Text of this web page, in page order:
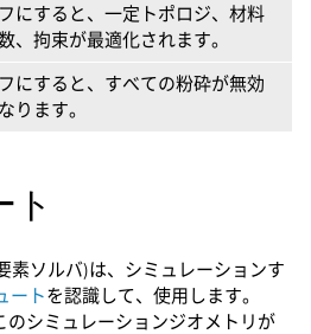
にすると、一定トポロジ、材料
、拘束が最適化されます。
にすると、すべての粉砕が無効
ります。
ト
素ソルバ)は、シミュレーションす
ートを認識して、使用します。
のシミュレーションジオメトリが